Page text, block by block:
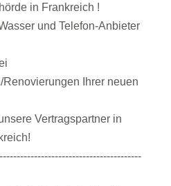
in Frankreich !
und Telefon-Anbieter
Ihrer neuen
Vertragspartner in